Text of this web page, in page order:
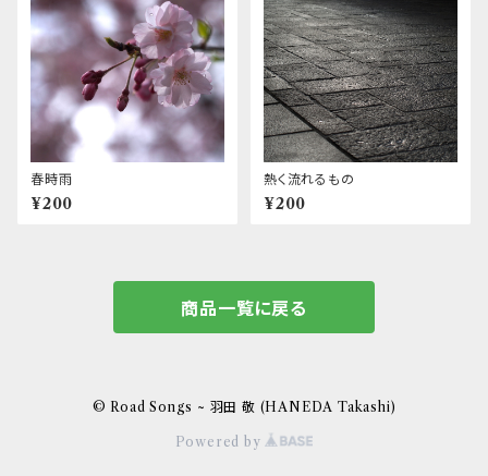
春時雨
¥200
熱く流れるもの
¥200
商品一覧に戻る
© Road Songs ~ 羽田 敬 (HANEDA Takashi)
Powered by